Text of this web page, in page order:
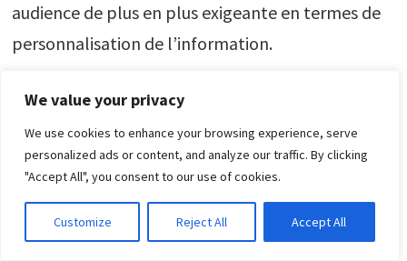
We value your privacy
We use cookies to enhance your browsing experience, serve
personalized ads or content, and analyze our traffic. By clicking
"Accept All", you consent to our use of cookies.
Customize Reject All Accept All
audience de plus en plus exigeante en termes de
personnalisation de l’information.
7.3 Intégration des Technologies de Réalité
Virtuelle et Augmentée
Avec l’évolution des technologies de réalité
virtuelle (VR) et augmentée (AR), l’émission « 20
Minutes » pourrait introduire des expériences